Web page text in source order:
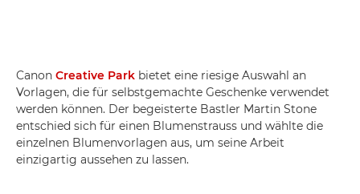
Canon Creative Park bietet eine riesige Auswahl an
Vorlagen, die für selbstgemachte Geschenke verwendet
werden können. Der begeisterte Bastler Martin Stone
entschied sich für einen Blumenstrauss und wählte die
einzelnen Blumenvorlagen aus, um seine Arbeit
einzigartig aussehen zu lassen.